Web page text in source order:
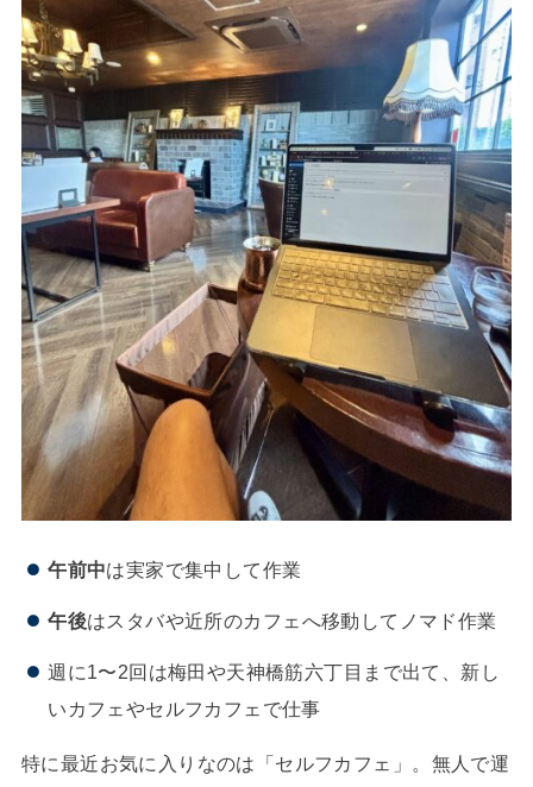
午前中は実家で集中して作業
午後はスタバや近所のカフェへ移動してノマド作業
週に1〜2回は梅田や天神橋筋六丁目まで出て、新し
いカフェやセルフカフェで仕事
特に最近お気に入りなのは「セルフカフェ」。無人で運